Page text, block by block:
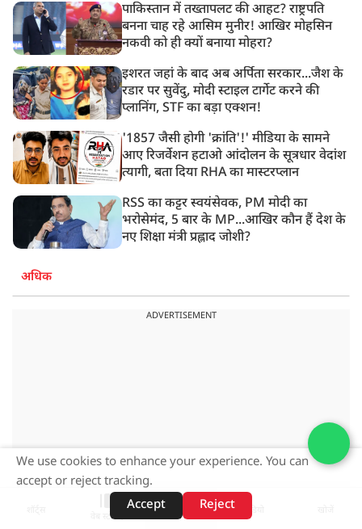
पाकिस्तान में तख्तापलट की आहट? राष्ट्रपति
बनना चाह रहे आसिम मुनीर! आखिर मोहसिन
नकवी को ही क्यों बनाया मोहरा?
इशरत जहां के बाद अब अर्पिता सरकार...जैश के
रडार पर सुवेंदु, मोदी स्टाइल टार्गेट करने की
प्लानिंग, STF का बड़ा एक्शन!
'1857 जैसी होगी 'क्रांति'!' मीडिया के सामने
आए रिजर्वेशन हटाओ आंदोलन के सूत्रधार वेदांश
त्यागी, बता दिया RHA का मास्टरप्लान
RSS का कट्टर स्वयंसेवक, PM मोदी का
भरोसेमंद, 5 बार के MP...आखिर कौन हैं देश के
नए शिक्षा मंत्री प्रह्लाद जोशी?
अधिक
ADVERTISEMENT
वेब स्टोरीज़
We use cookies to enhance your experience. You can
accept or reject tracking.
Accept
Reject